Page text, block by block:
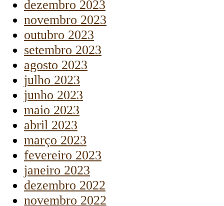
dezembro 2023
novembro 2023
outubro 2023
setembro 2023
agosto 2023
julho 2023
junho 2023
maio 2023
abril 2023
março 2023
fevereiro 2023
janeiro 2023
dezembro 2022
novembro 2022